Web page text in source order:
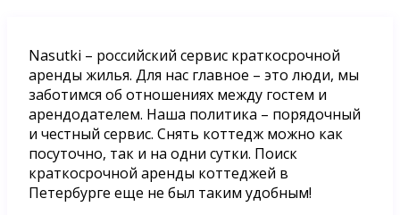
Nasutki – российский сервис краткосрочной
аренды жилья. Для нас главное – это люди, мы
заботимся об отношениях между гостем и
арендодателем. Наша политика – порядочный
и честный сервис. Снять коттедж можно как
посуточно, так и на одни сутки. Поиск
краткосрочной аренды коттеджей в
Петербурге еще не был таким удобным!